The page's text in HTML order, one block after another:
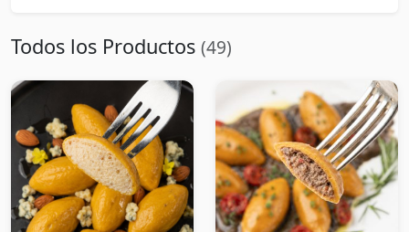
Todos los Productos (49)